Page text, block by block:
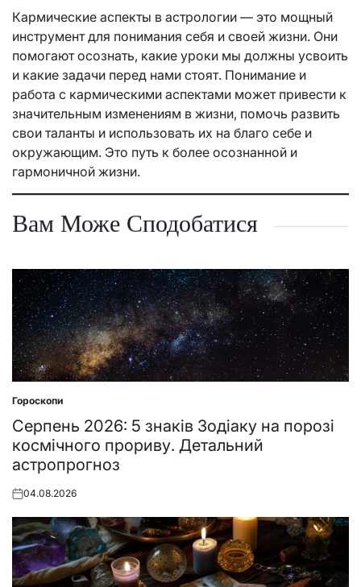
Кармические аспекты в астрологии — это мощный
инструмент для понимания себя и своей жизни. Они
помогают осознать, какие уроки мы должны усвоить
и какие задачи перед нами стоят. Понимание и
работа с кармическими аспектами может привести к
значительным изменениям в жизни, помочь развить
свои таланты и использовать их на благо себе и
окружающим. Это путь к более осознанной и
гармоничной жизни.
Вам Може Сподобатися
Posted
in
Гороскопи
Серпень 2026: 5 знаків Зодіаку на порозі
космічного прориву. Детальний
астропрогноз
Posted
04.08.2026